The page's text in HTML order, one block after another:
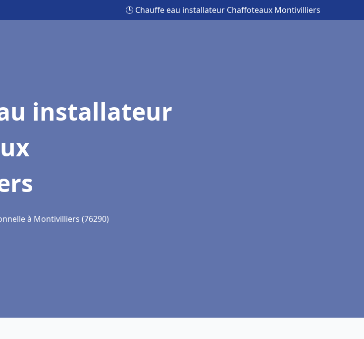
🕒 Chauffe eau installateur Chaffoteaux Montivilliers
installateur
à Montivilliers (76290)